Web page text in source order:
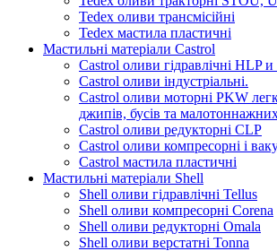
Tedex оливи трансмісійні
Tedex мастила пластичні
Мастильні матеріали Castrol
Castrol оливи гідравлічні HLP
Castrol оливи індустріальні.
Castrol оливи моторні PKW
джипів, бусів та
Castrol оливи редукторні CLP
Castrol оливи компресорні і
Castrol мастила пластичні
Мастильні матеріали Shell
Shell оливи гідравлічні Tellus
Shell оливи компресорні Corena
Shell оливи редукторні Omala
Shell оливи верстатні Tonna